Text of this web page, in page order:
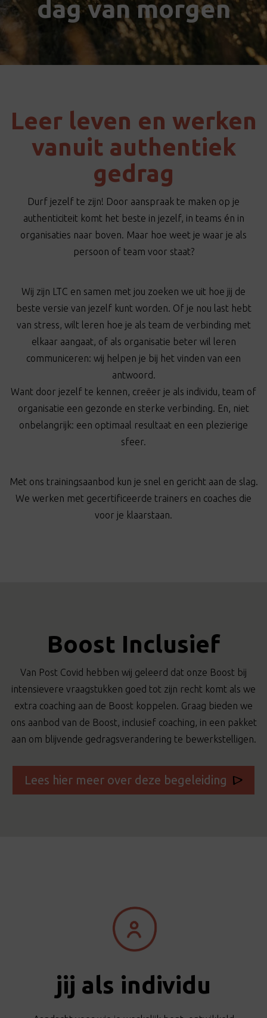
i
n
dag van morgen
Leer leven en werken
vanuit authentiek
gedrag
Durf jezelf te zijn! Door aanspraak te maken op je
authenticiteit komt het beste in jezelf, in teams én in
organisaties naar boven. Maar hoe weet je waar je als
persoon of team voor staat?
Wij zijn LTC en samen met jou zoeken we uit hoe jij de
beste versie van jezelf kunt worden. Of je nou last hebt
van stress, wilt leren hoe je als team de verbinding met
elkaar aangaat, of als organisatie beter wil leren
communiceren: wij helpen je bij het vinden van een
antwoord.
Want door jezelf te kennen, creëer je als individu, team of
organisatie een gezonde en sterke verbinding. En, niet
onbelangrijk: een optimaal resultaat en een plezierige
sfeer.
Met ons trainingsaanbod kun je snel en gericht aan de slag.
We werken met gecertificeerde trainers en coaches die
voor je klaarstaan.
Boost Inclusief
Van Post Covid hebben wij geleerd dat onze Boost bij
intensievere vraagstukken goed tot zijn recht komt als we
extra coaching aan de Boost koppelen. Graag bieden we
ons aanbod van de Boost, inclusief coaching, in een pakket
aan om blijvende gedragsverandering te bewerkstelligen.
Lees hier meer over deze begeleiding
jij als individu